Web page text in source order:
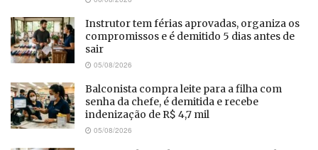
Instrutor tem férias aprovadas, organiza os
compromissos e é demitido 5 dias antes de
sair
05/08/2026
Balconista compra leite para a filha com
senha da chefe, é demitida e recebe
indenização de R$ 4,7 mil
05/08/2026